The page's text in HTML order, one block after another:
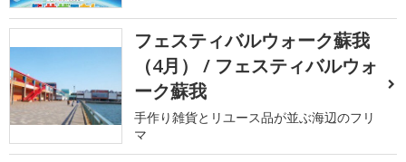
フェスティバルウォーク蘇我
（4月） / フェスティバルウォ
ーク蘇我
手作り雑貨とリユース品が並ぶ海辺のフリ
マ